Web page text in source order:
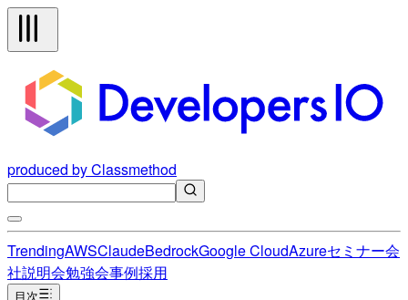
produced by Classmethod
TrendingAWSClaudeBedrockGoogle CloudAzureセミナー会
社説明会勉強会事例採用
目次